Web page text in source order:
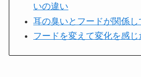
いの違い
耳の臭いとフードが関係し
フードを変えて変化を感じ